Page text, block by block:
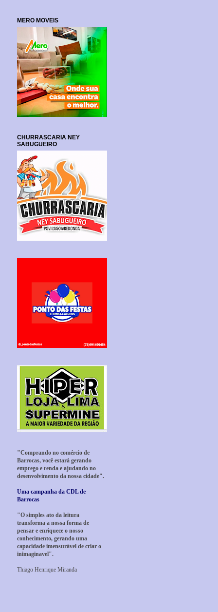
MERO MOVEIS
CHURRASCARIA NEY
SABUGUEIRO
"Comprando no comércio de
Barrocas, você estará gerando
emprego e renda e ajudando no
desenvolvimento da nossa cidade".
Uma campanha da CDL de
Barrocas
"O simples ato da leitura
transforma a nossa forma de
pensar e enriquece o nosso
conhecimento, gerando uma
capacidade imensurável de criar o
inimaginavel".
Thiago Henrique Miranda